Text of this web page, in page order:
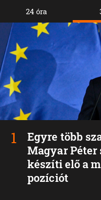
24 óra
Egyre több
Magyar Péter
készíti elő a
pozíciót